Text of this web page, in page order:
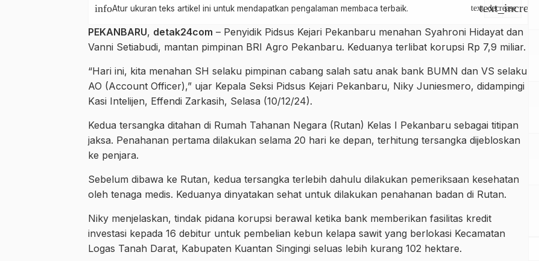
infoAtur ukuran teks artikel ini untuk mendapatkan pengalaman membaca terbaik. text_decrease
text_increase
PEKANBARU, detak24com – Penyidik Pidsus Kejari Pekanbaru menahan Syahroni Hidayat dan
Vanni Setiabudi, mantan pimpinan BRI Agro Pekanbaru. Keduanya terlibat korupsi Rp 7,9 miliar.
“Hari ini, kita menahan SH selaku pimpinan cabang salah satu anak bank BUMN dan VS selaku
AO (Account Officer),” ujar Kepala Seksi Pidsus Kejari Pekanbaru, Niky Juniesmero, didampingi
Kasi Intelijen, Effendi Zarkasih, Selasa (10/12/24).
Kedua tersangka ditahan di Rumah Tahanan Negara (Rutan) Kelas I Pekanbaru sebagai titipan
jaksa. Penahanan pertama dilakukan selama 20 hari ke depan, terhitung tersangka dijebloskan
ke penjara.
Sebelum dibawa ke Rutan, kedua tersangka terlebih dahulu dilakukan pemeriksaan kesehatan
oleh tenaga medis. Keduanya dinyatakan sehat untuk dilakukan penahanan badan di Rutan.
Niky menjelaskan, tindak pidana korupsi berawal ketika bank memberikan fasilitas kredit
investasi kepada 16 debitur untuk pembelian kebun kelapa sawit yang berlokasi Kecamatan
Logas Tanah Darat, Kabupaten Kuantan Singingi seluas lebih kurang 102 hektare.